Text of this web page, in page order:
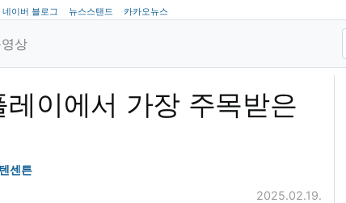
네이버 블로그 뉴스스탠드 카카오뉴스
상
이에서 가장 주목받은
센튼
2025.02.19.